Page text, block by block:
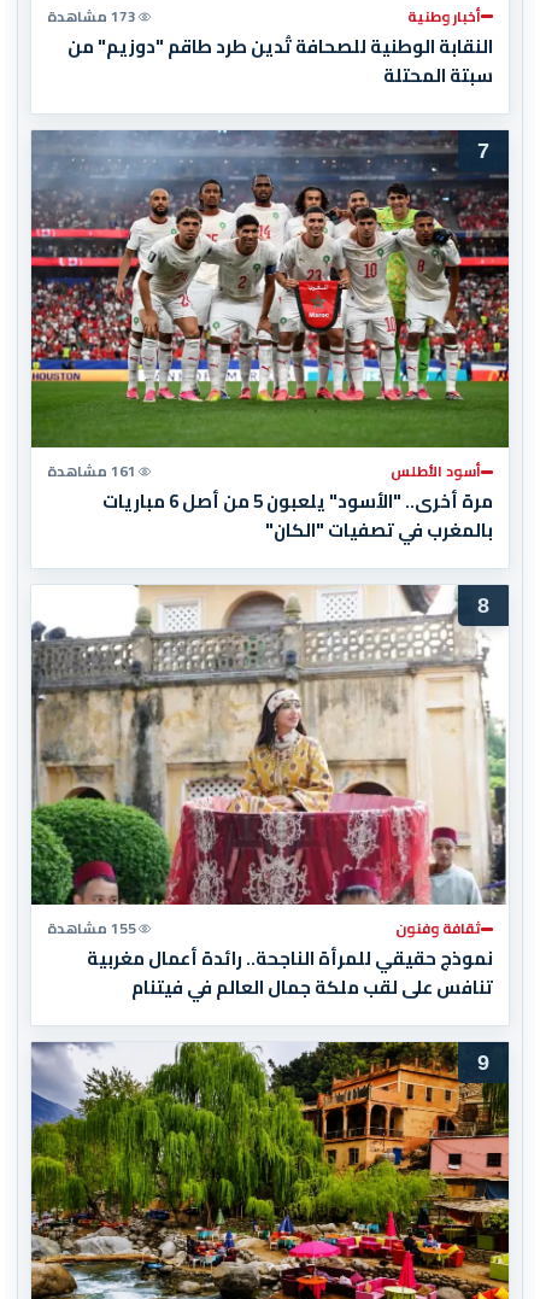
أخبار وطنية 173 مشاهدة
النقابة الوطنية للصحافة تُدين طرد طاقم "دوزيم" من
سبتة المحتلة
7
أسود الأطلس 161 مشاهدة
مرة أخرى.. "الأسود" يلعبون 5 من أصل 6 مباريات
بالمغرب في تصفيات "الكان"
8
ثقافة وفنون 155 مشاهدة
نموذج حقيقي للمرأة الناجحة.. رائدة أعمال مغربية
تنافس على لقب ملكة جمال العالم في فيتنام
9